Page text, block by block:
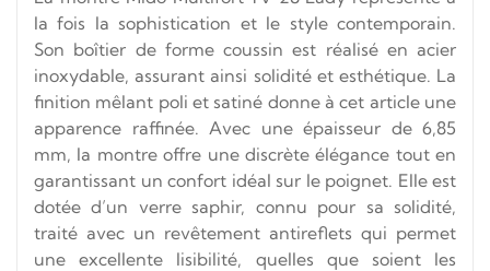
la fois la sophistication et le style contemporain.
Son boîtier de forme coussin est réalisé en acier
inoxydable, assurant ainsi solidité et esthétique. La
finition mêlant poli et satiné donne à cet article une
apparence raffinée. Avec une épaisseur de 6,85
mm, la montre offre une discrète élégance tout en
garantissant un confort idéal sur le poignet. Elle est
dotée d’un verre saphir, connu pour sa solidité,
traité avec un revêtement antireflets qui permet
une excellente lisibilité, quelles que soient les